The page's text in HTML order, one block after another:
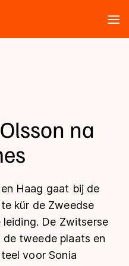
na
Haag gaat bij de
kür de Zweedse
leiding. De Zwitserse
tweede plaats en
voor Sonia